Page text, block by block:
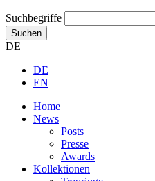
Suchbegriffe
Suchen
DE
DE
EN
Home
News
Posts
Presse
Awards
Kollektionen